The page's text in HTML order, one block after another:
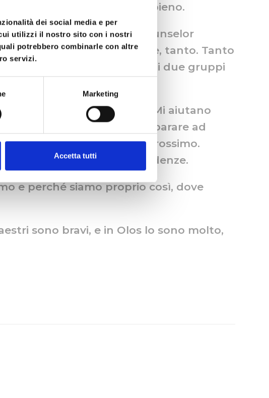
dei social media e per
utilizzi il nostro sito con i nostri
potrebbero combinarle con altre
servizi.
Marketing
Accetta tutti
ne tornavo soddisfatto e pieno.
Io non sono diventato counselor
frequentare e imparare, tanto. Tanto
terzo anno, si erano formati due gruppi
esperienze tutti i giorni. Mi aiutano
ad ascoltare l’altro, imparare ad
la nostra e del prossimo.
le emozioni e le credenze.
e perché siamo proprio così, dove
sono bravi, e in Olos lo sono molto,